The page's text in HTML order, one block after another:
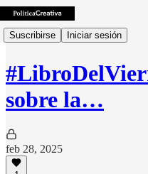
Suscribirse Iniciar sesión
sobre la…
feb 28, 2025